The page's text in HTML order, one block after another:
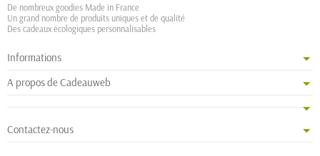
De nombreux goodies Made in France
Un grand nombre de produits uniques et de qualité
Des cadeaux écologiques personnalisables
Informations
A propos de Cadeauweb
Contactez-nous